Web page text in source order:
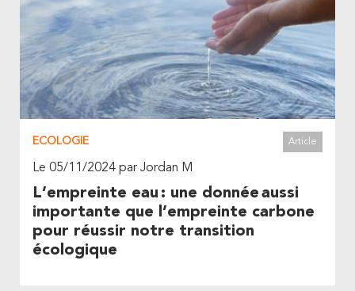
ECOLOGIE Article
Le 05/11/2024 par Jordan M
L’empreinte eau : une donnée aussi
importante que l’empreinte carbone
pour réussir notre transition
écologique